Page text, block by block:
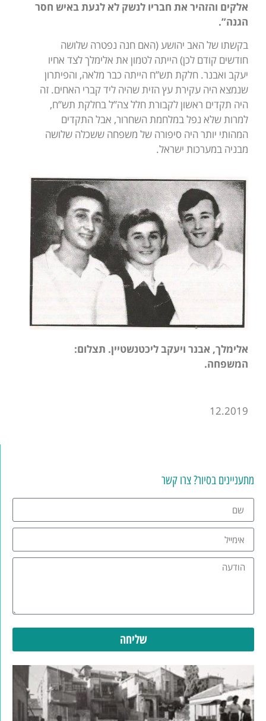
מתעניינים בסיור? צרו קשר
שליחה
אלקים והזהיר את חבריו לנשק לא לגעת באיש חסר
הגנה”.
בקשתו של האב יהושע (האם חנה נפטרה שלושה
חודשים קודם לכן) הייתה לטמון את אלימלך לצד אחיו
יעקב ואבנר. חלקת תש”ח הייתה כבר מלאה, והפיתרון
שנמצא היה עקירת עץ הזית שהיה ליד קברי האחים. זה
היה תקדים ראשון לקבורת חלל צה”ל בחלקת תש”ח,
למרות שלא נפל במלחמת השחרור, אבל התקדים
המהותי יותר היה סיפורה של משפחה ששכלה שלושה
מבניה במערכות ישראל.
אלימלך, אבנר ויעקב ליכטנשטיין. תצלום:
המשפחה.
12.2019